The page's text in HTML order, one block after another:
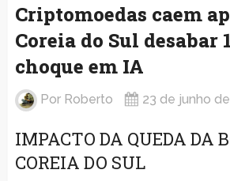
Criptomoedas caem
Coreia do Sul desabar
choque em IA
Por Roberto 23 de junho
IMPACTO DA QUEDA DA
COREIA DO SUL